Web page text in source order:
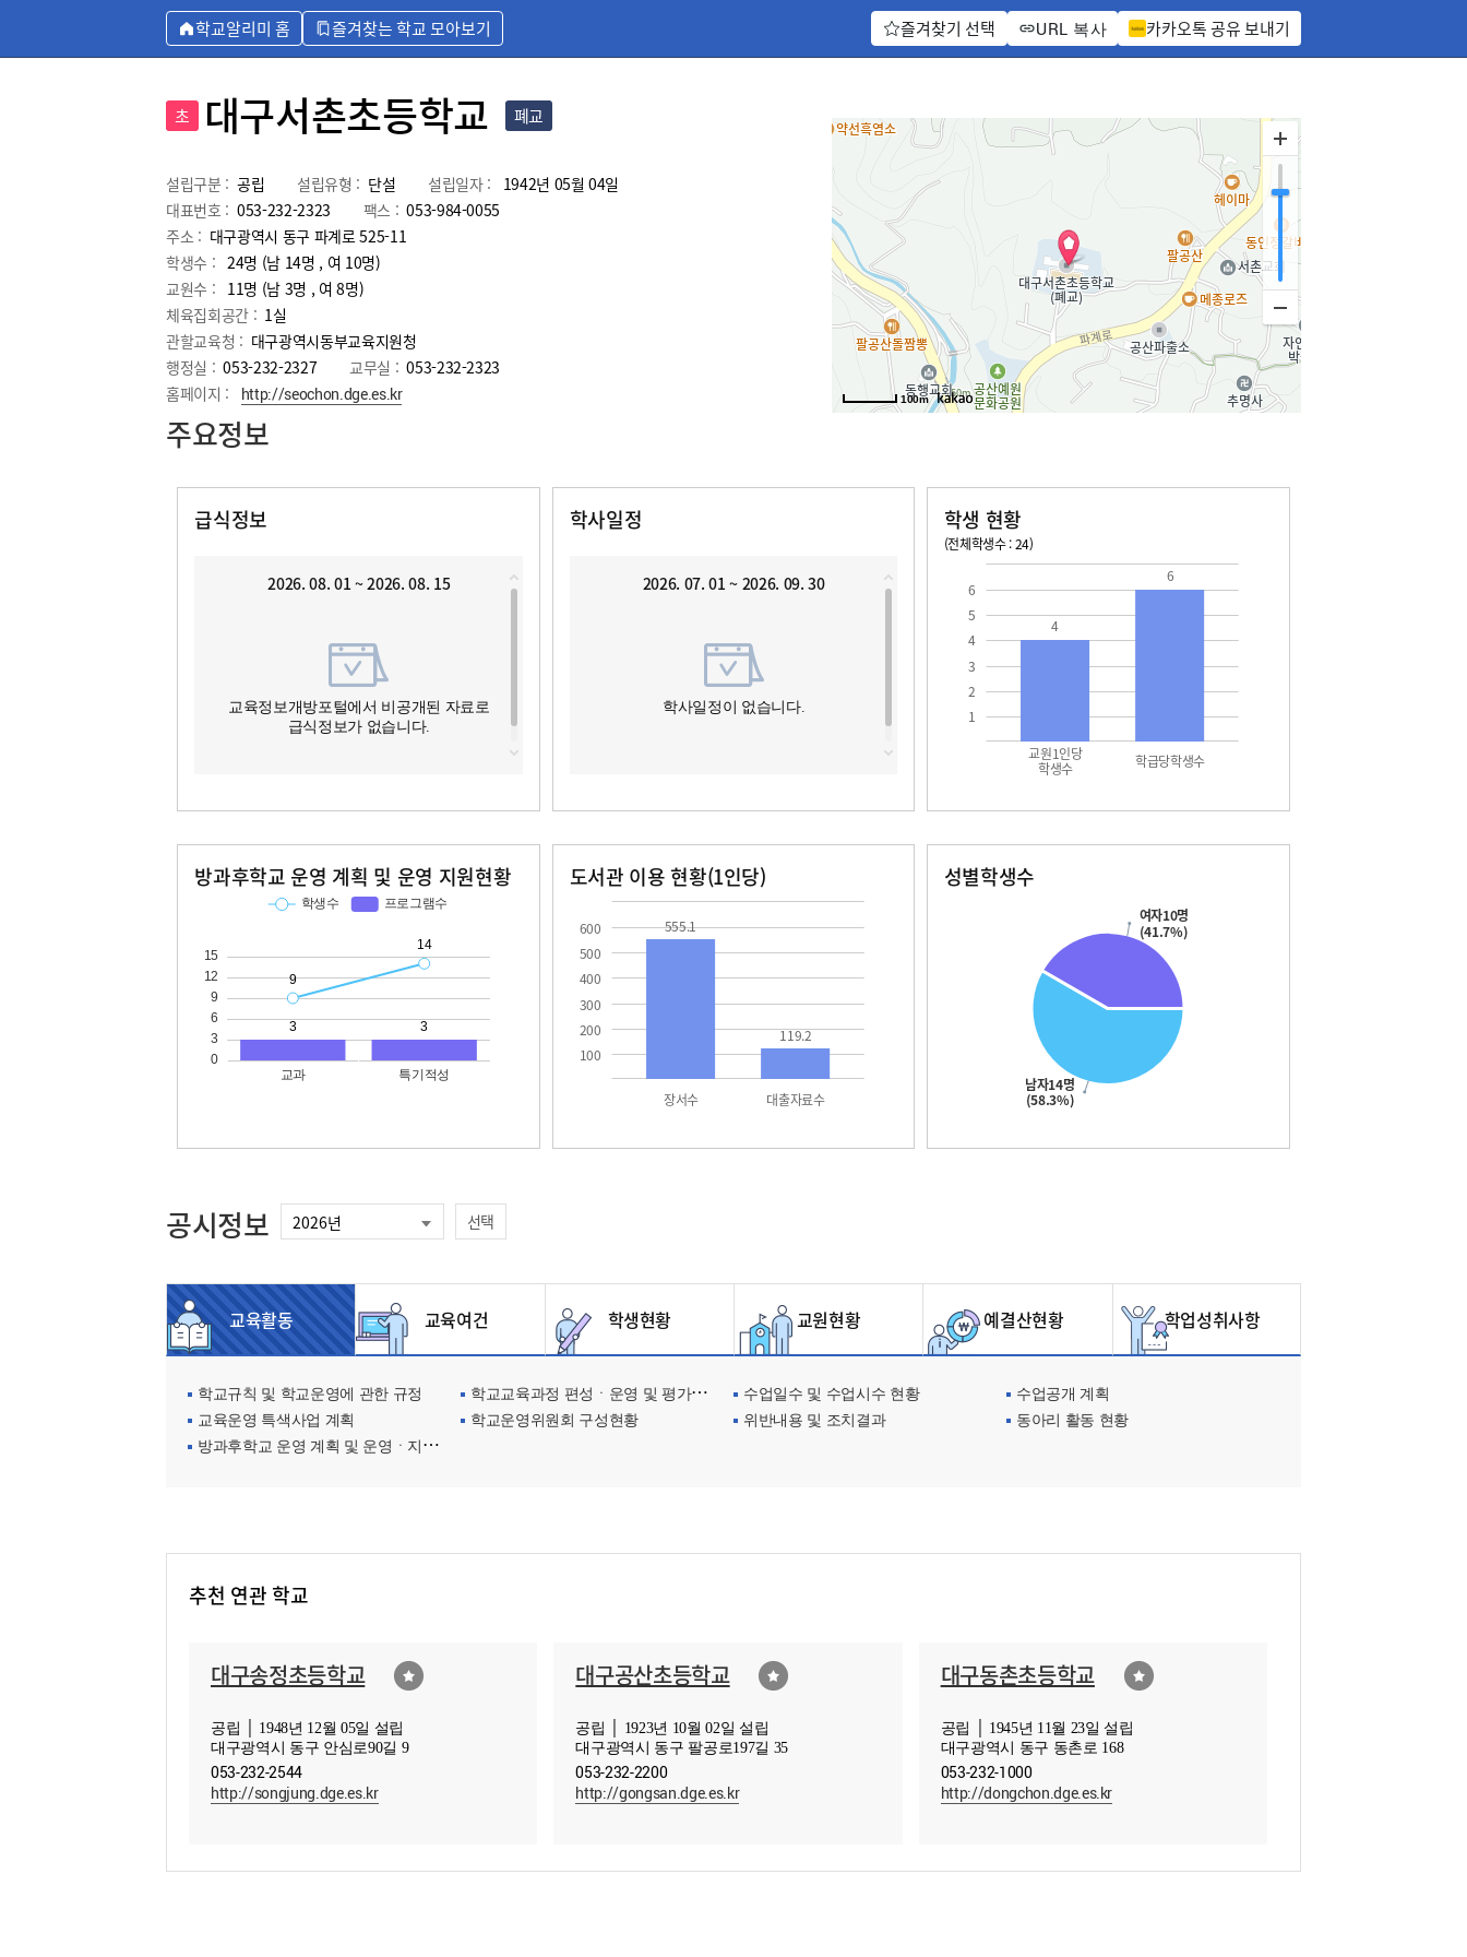
학교알리미 홈 즐겨찾는 학교 모아보기 즐겨찾기 선택 URL 복사 카카오톡 공유 보내기
초 대구서촌초등학교 폐교
설립구분 : 공립 설립유형 : 단설 설립일자 :
1942년 05월 04일
대표번호 : 053-232-2323 팩스 : 053-984-0055
주소 : 대구광역시 동구 파계로 525-11
학생수 : 24명 (남 14명 , 여 10명)
교원수 : 11명 (남 3명 , 여8명)
체육집회공간 : 1실
관할교육청 : 대구광역시동부교육지원청
행정실 : 053-232-2327 교무실 : 053-232-2323
홈페이지 :
http://seochon.dge.es.kr 100m
주요정보
급식정보
2026. 08. 01 ~ 2026. 08. 15
교육정보개방포털에서 비공개된 자료로
급식정보가 없습니다.
학사일정
2026. 07. 01 ~ 2026. 09. 30
학사일정이 없습니다.
학생 현황
(전체학생수 : 24)
1
2
3
4
5
6
교원1인당
학생수 학급당학생수
4
6
방과후학교 운영 계획 및 운영 지원현황 도서관 이용 현황(1인당)
100
200
300
400
500
600
장서수 대출자료수
555.1
119.2
성별학생수
남자14명
(58.3%)
여자10명
(41.7%)
공시정보 선택
교육활동 교육여건 학생현황 교원현황 예결산현황 학업성취사항
학교규칙 및 학교운영에 관한 규정 학교교육과정 편성ㆍ운영 및 평가에 관한 사항 수업일수 및 수업시수 현황
수업공개 계획
교육운영 특색사업 계획
학교운영위원회 구성현황 위반내용 및 조치결과
동아리 활동 현황
방과후학교 운영 계획 및 운영ㆍ지원현황
추천 연관 학교
대구송정초등학교
공립 │ 1948년 12월 05일 설립
대구광역시 동구 안심로90길 9
053-232-2544
http://songjung.dge.es.kr
대구공산초등학교
공립 │ 1923년 10월 02일 설립
대구광역시 동구 팔공로197길 35
053-232-2200
http://gongsan.dge.es.kr
대구동촌초등학교
공립 │ 1945년 11월 23일 설립
대구광역시 동구 동촌로 168
053-232-1000
http://dongchon.dge.es.kr